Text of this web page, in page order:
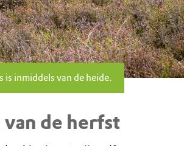
is inmiddels van de heide.
de herfst